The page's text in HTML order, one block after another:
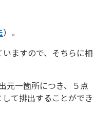
）。
ますので、そちらに相
元一箇所につき、５点
て排出することができ